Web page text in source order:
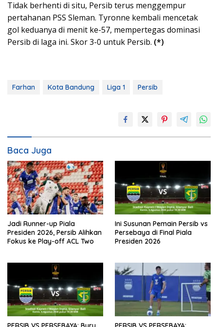
Tidak berhenti di situ, Persib terus menggempur
pertahanan PSS Sleman. Tyronne kembali mencetak
gol keduanya di menit ke-57, mempertegas dominasi
Persib di laga ini. Skor 3-0 untuk Persib. (*)
Farhan Kota Bandung Liga 1 Persib
Baca Juga
Jadi Runner-up Piala
Presiden 2026, Persib Alihkan
Fokus ke Play-off ACL Two
Ini Susunan Pemain Persib vs
Persebaya di Final Piala
Presiden 2026